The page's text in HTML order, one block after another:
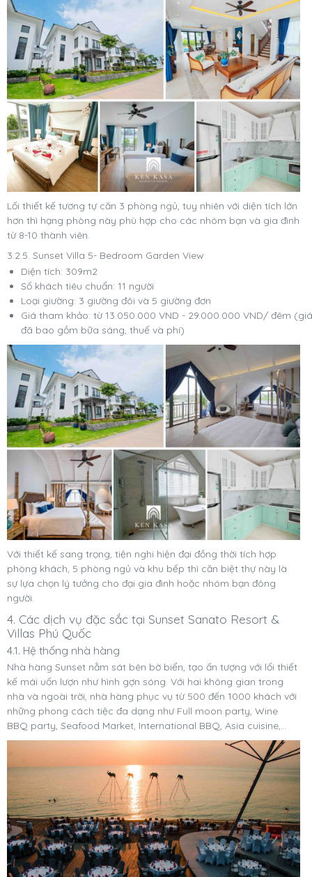
Lối thiết kế tương tự căn 3 phòng ngủ, tuy nhiên với diện tích lớn
hơn thì hạng phòng này phù hợp cho các nhóm bạn và gia đình
từ 8-10 thành viên.
3.2.5. Sunset Villa 5- Bedroom Garden View
Diện tích: 309m2
Số khách tiêu chuẩn: 11 người
Loại giường: 3 giường đôi và 5 giường đơn
Giá tham khảo: từ 13.050.000 VND - 29.000.000 VND/ đêm (giá
đã bao gồm bữa sáng, thuế và phí)
Với thiết kế sang trọng, tiện nghi hiện đại đồng thời tích hợp
phòng khách, 5 phòng ngủ và khu bếp thì căn biệt thự này là
sự lựa chọn lý tưởng cho đại gia đình hoặc nhóm bạn đông
người.
4. Các dịch vụ đặc sắc tại Sunset Sanato Resort &
Villas Phú Quốc
4.1. Hệ thống nhà hàng
Nhà hàng Sunset nằm sát bên bờ biển, tạo ấn tượng với lối thiết
kế mái uốn lượn như hình gợn sóng. Với hai không gian trong
nhà và ngoài trời, nhà hàng phục vụ từ 500 đến 1000 khách với
những phong cách tiệc đa dạng như Full moon party, Wine
BBQ party, Seafood Market, International BBQ, Asia cuisine,…